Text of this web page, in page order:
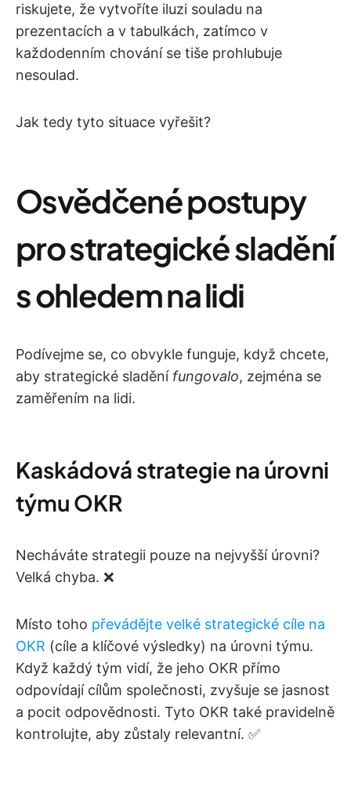
riskujete, že vytvoříte iluzi souladu na
prezentacích a v tabulkách, zatímco v
každodenním chování se tiše prohlubuje
nesoulad.
Jak tedy tyto situace vyřešit?
Osvědčené postupy
pro strategické sladění
s ohledem na lidi
Podívejme se, co obvykle funguje, když chcete,
aby strategické sladění fungovalo, zejména se
zaměřením na lidi.
Kaskádová strategie na úrovni
týmu OKR
Necháváte strategii pouze na nejvyšší úrovni?
Velká chyba. ❌
Místo toho převádějte velké strategické cíle na
OKR (cíle a klíčové výsledky) na úrovni týmu.
Když každý tým vidí, že jeho OKR přímo
odpovídají cílům společnosti, zvyšuje se jasnost
a pocit odpovědnosti. Tyto OKR také pravidelně
kontrolujte, aby zůstaly relevantní. ✅